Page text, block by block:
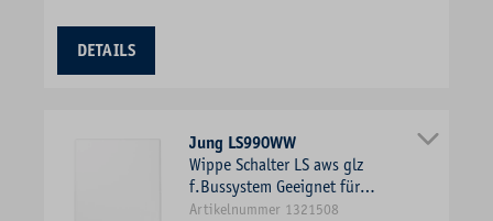
DETAILS
Jung LS990WW
Wippe Schalter LS aws glz
f.Bussystem Geeignet für
Bussystem-Tasterankopplung
Artikelnummer 1321508